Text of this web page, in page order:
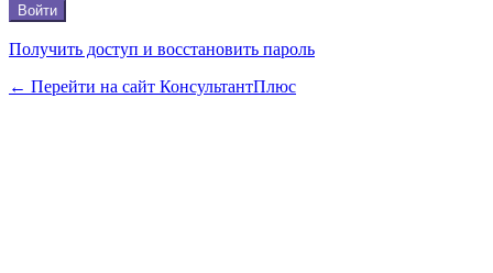
Получить доступ и восстановить пароль
← Перейти на сайт КонсультантПлюс